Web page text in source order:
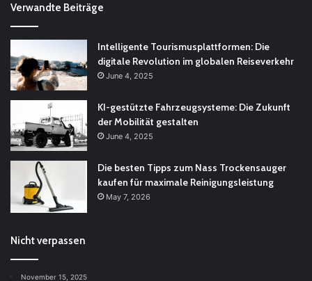
Verwandte Beiträge
Intelligente Tourismusplattformen: Die
digitale Revolution im globalen Reiseverkehr
June 4, 2025
KI-gestützte Fahrzeugsysteme: Die Zukunft
der Mobilität gestalten
June 4, 2025
Die besten Tipps zum Nass Trockensauger
kaufen für maximale Reinigungsleistung
May 7, 2026
Nicht verpassen
November 15, 2025